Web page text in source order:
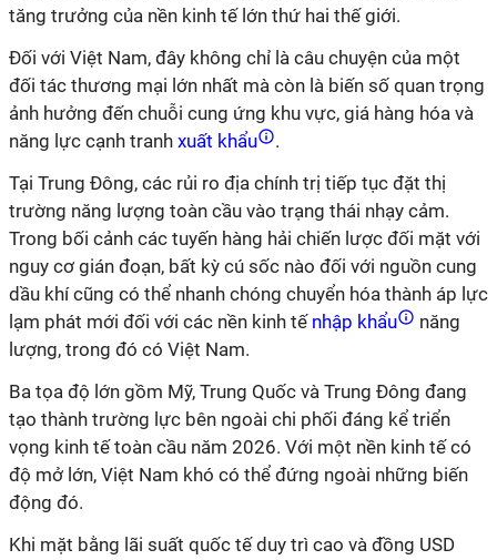
tăng trưởng của nền kinh tế lớn thứ hai thế giới.
Đối với Việt Nam, đây không chỉ là câu chuyện của một
đối tác thương mại lớn nhất mà còn là biến số quan trọng
ảnh hưởng đến chuỗi cung ứng khu vực, giá hàng hóa và
năng lực cạnh tranh xuất khẩu
.
Tại Trung Đông, các rủi ro địa chính trị tiếp tục đặt thị
trường năng lượng toàn cầu vào trạng thái nhạy cảm.
Trong bối cảnh các tuyến hàng hải chiến lược đối mặt với
nguy cơ gián đoạn, bất kỳ cú sốc nào đối với nguồn cung
dầu khí cũng có thể nhanh chóng chuyển hóa thành áp lực
lạm phát mới đối với các nền kinh tếnhập khẩu
năng
lượng, trong đó có Việt Nam.
Ba tọa độ lớn gồm Mỹ, Trung Quốc và Trung Đông đang
tạo thành trường lực bên ngoài chi phối đáng kể triển
vọng kinh tế toàn cầu năm 2026. Với một nền kinh tế có
độ mở lớn, Việt Nam khó có thể đứng ngoài những biến
động đó.
Khi mặt bằng lãi suất quốc tế duy trì cao và đồng USD